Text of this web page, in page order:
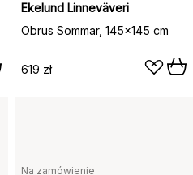
Ekelund Linneväveri
Obrus Sommar, 145x145 cm
619 zł
Na zamówienie